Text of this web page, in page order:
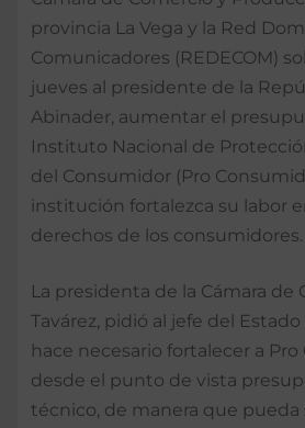
provincia La Vega y la Red
Comunicadores (REDECOM)
jueves al presidente de la
Abinader, aumentar el
Instituto Nacional de
del Consumidor (Pro
institución fortalezca su labor
derechos de los consumidores.
La presidenta de la Cámara de
Tavárez, pidió al jefe del
hace necesario fortalecer a
desde el punto de vista
técnico, de manera que pueda